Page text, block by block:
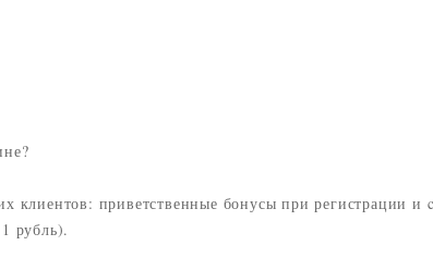
клиентов: приветственные бонусы при регистрации и
рубль).